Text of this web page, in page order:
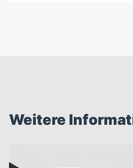
Weitere